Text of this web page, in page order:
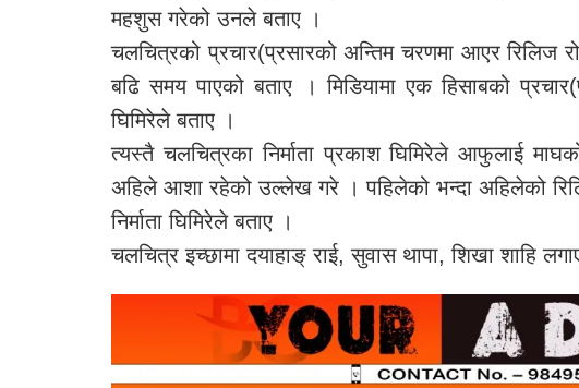
महशुस गरेको उनले बताए ।
चलचित्रको प्रचार(प्रसारको अन्तिम चरणमा आएर रिलिज
बढि समय पाएको बताए । मिडियामा एक हिसाबको
घिमिरेले बताए ।
त्यस्तै चलचित्रका निर्माता प्रकाश घिमिरेले आफुलाई
अहिले आशा रहेको उल्लेख गरे । पहिलेको भन्दा अहिलेको
निर्माता घिमिरेले बताए ।
चलचित्र इच्छामा दयाहाङ् राई, सुवास थापा, शिखा शाहि